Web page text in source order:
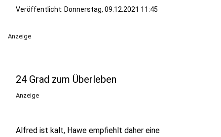
Veröffentlicht: Donnerstag, 09.12.2021 11:45
Anzeige
24 Grad zum Überleben
Anzeige
Alfred ist kalt, Hawe empfiehlt daher eine